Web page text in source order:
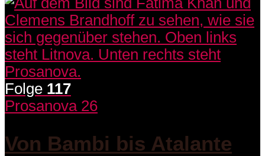
Folge 117
Prosanova 26
Von Bambi bis Atalante